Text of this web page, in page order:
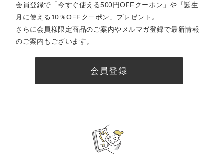
会員登録で「今すぐ使える500円OFFクーポン」や「誕生
月に使える10％OFFクーポン」プレゼント。
さらに会員様限定商品のご案内やメルマガ登録で最新情報
のご案内もございます。
会員登録